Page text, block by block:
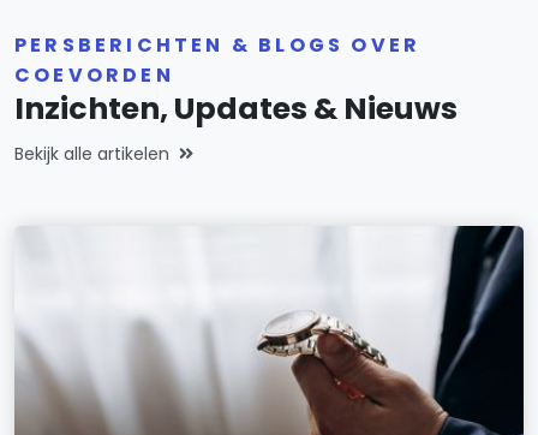
PERSBERICHTEN & BLOGS OVER
COEVORDEN
Inzichten, Updates & Nieuws
Bekijk alle artikelen